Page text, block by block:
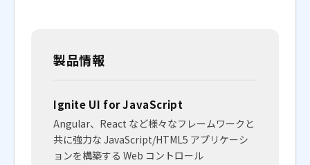
製品情報
Ignite UI for JavaScript
Angular、React など様々なフレームワークと
共に強力な JavaScript/HTML5 アプリケーシ
ョンを構築する Web コントロール